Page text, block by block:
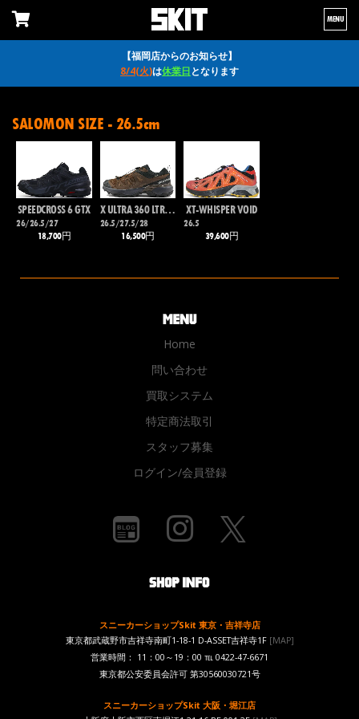
【福岡店からのお知らせ】
8/4(火)は休業日となります
MENU
SALOMON SIZE - 26.5cm
SPEEDCROSS 6 GTX
26/26.5/27
18,700円
X ULTRA 360 LTR GTX
26.5/27.5/28
16,500円
XT-WHISPER VOID
26.5
39,600円
Home
問い合わせ
買取システム
特定商法取引
スタッフ募集
ログイン/会員登録
スニーカーショップSkit 東京・吉祥寺店
東京都武蔵野市吉祥寺南町1-18-1 D-ASSET吉祥寺1F [MAP]
営業時間： 11：00～19：00 ℡ 0422-47-6671
東京都公安委員会許可 第30560030721号
スニーカーショップSkit 大阪・堀江店